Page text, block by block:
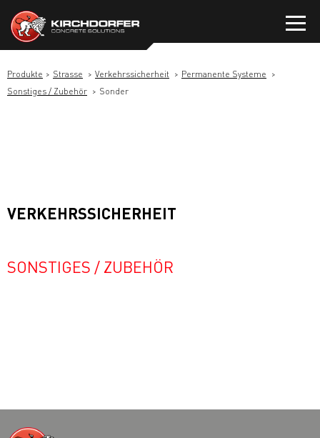
Inhalt
springen
Produkte Strasse Verkehrssicherheit
Permanente Systeme
Sonstiges / Zubehör
Sonder
VERKEHRSSICHERHEIT
SONSTIGES / ZUBEHÖR